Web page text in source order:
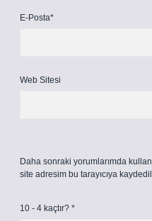
E-Posta*
Web Sitesi
Daha sonraki yorumlarımda
site adresim bu tarayıcıya
10 - 4 kaçtır? *